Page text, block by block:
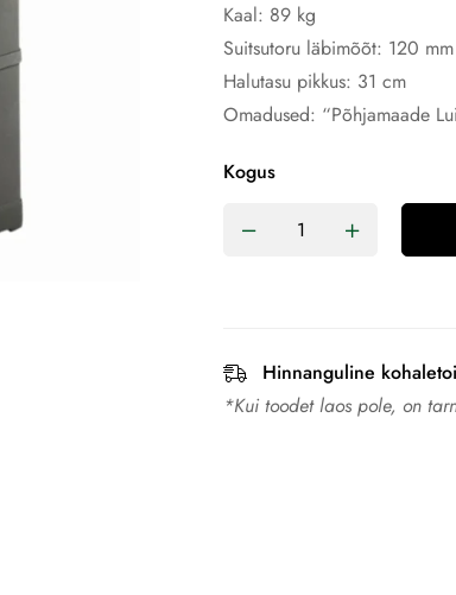
Kaal: 89 kg
Suitsutoru läbimõõt: 120 mm
Halutasu pikkus: 31 cm
Omadused: “Põhjamaade
Kogus
Hinnanguline
*Kui toodet laos pole, on